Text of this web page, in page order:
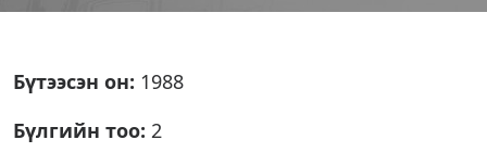
Бүтээсэн он: 1988
Бүлгийн тоо: 2